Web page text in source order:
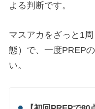
よる判断です。
マスアカをざっと1
態）で、一度PREP
い。